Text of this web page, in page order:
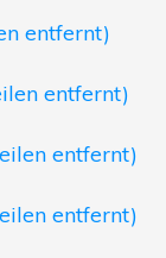
entfernt)
entfernt)
entfernt)
entfernt)